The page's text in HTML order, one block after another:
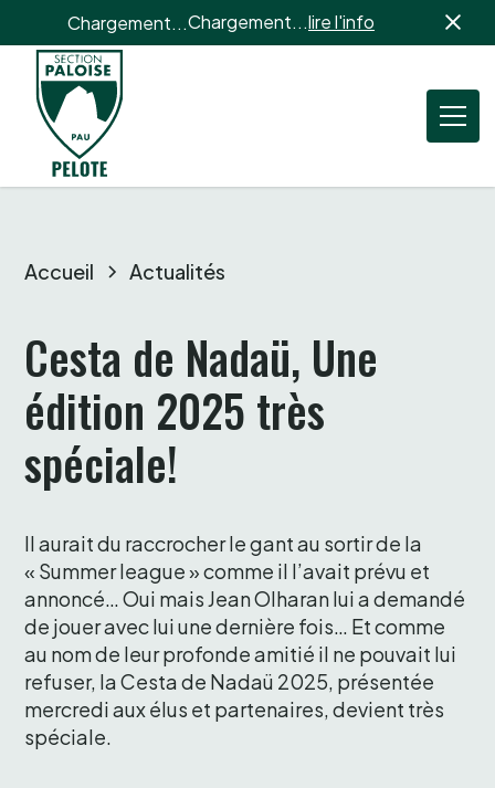
Chargement...Chargement...lire l'info
Accueil Actualités
Cesta de Nadaü, Une
édition 2025 très
spéciale!
Il aurait du raccrocher le gant au sortir de la
« Summer league » comme il l’avait prévu et
annoncé… Oui mais Jean Olharan lui a demandé
de jouer avec lui une dernière fois… Et comme
au nom de leur profonde amitié il ne pouvait lui
refuser, la Cesta de Nadaü 2025, présentée
mercredi aux élus et partenaires, devient très
spéciale.